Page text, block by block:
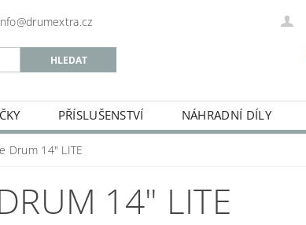
PŘÍSLUŠENSTVÍ NÁHRADNÍ DÍLY
Drum 14" LITE
14" LITE